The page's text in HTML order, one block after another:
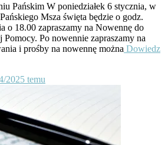
Pańskim W poniedziałek 6 stycznia, w
Msza święta będzie o godz.
o 18.00 zapraszamy na Nowennę do
Po nowennie zapraszamy na
i prośby na nowennę można Dowiedz
2025 temu